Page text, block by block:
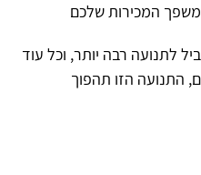
המכירות שלכם
לתנועה רבה יותר, וכל עוד
התנועה הזו תהפוך